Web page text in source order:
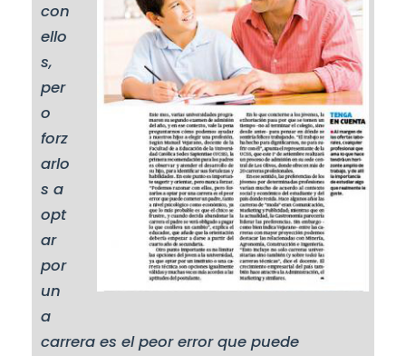
con
ello
s,
per
o
forz
arlo
s a
opt
ar
por
un
a
carrera es el peor error que puede